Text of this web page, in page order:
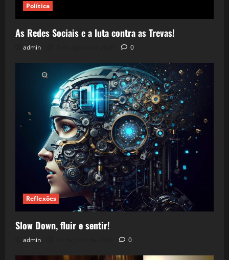
Política
As Redes Sociais e a luta contra as Trevas!
admin 0
Reflexões
Slow Down, fluir e sentir!
admin 0